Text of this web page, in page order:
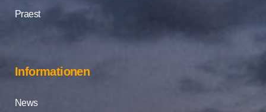
Praest
Informationen
News